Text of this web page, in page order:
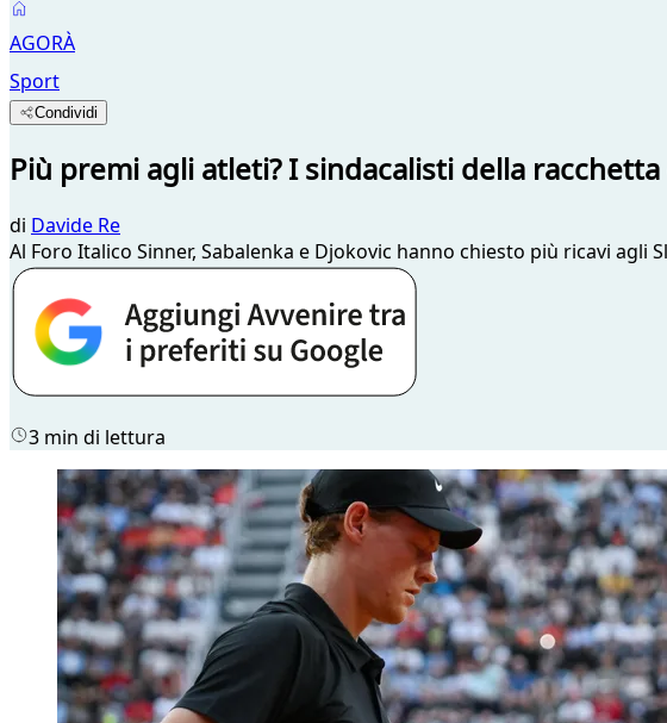
AGORÀ
Sport
Condividi
Più premi agli atleti? I sindacalisti della
di Davide Re
Al Foro Italico Sinner, Sabalenka e Djokovic hanno chiesto più ricavi
3 min di lettura